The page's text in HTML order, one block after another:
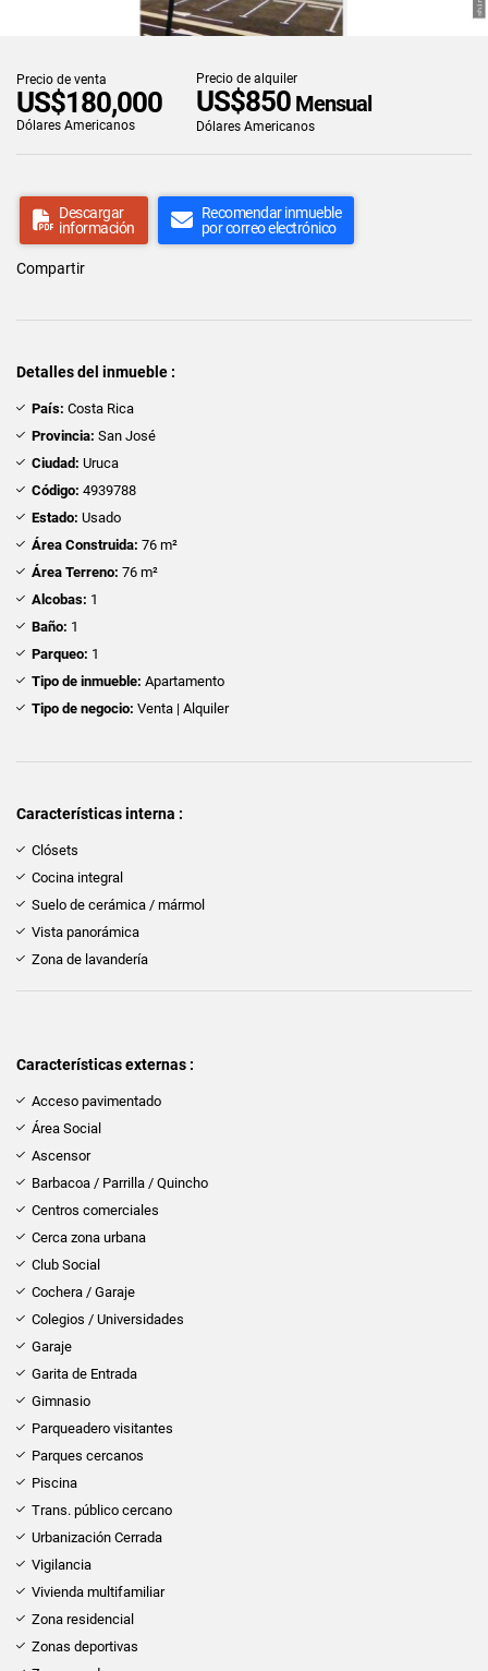
Precio de venta
US$180,000
Dólares Americanos
Precio de alquiler
US$850 Mensual
Dólares Americanos
Descargar
información
Recomendar inmueble
por correo electrónico
Compartir
Detalles del inmueble :
País: Costa Rica
Provincia: San José
Ciudad: Uruca
Código: 4939788
Estado: Usado
Área Construida: 76 m²
Área Terreno: 76 m²
Alcobas: 1
Baño: 1
Parqueo: 1
Tipo de inmueble: Apartamento
Tipo de negocio: Venta | Alquiler
Características interna :
Clósets
Cocina integral
Suelo de cerámica / mármol
Vista panorámica
Zona de lavandería
Características externas :
Acceso pavimentado
Área Social
Ascensor
Barbacoa / Parrilla / Quincho
Centros comerciales
Cerca zona urbana
Club Social
Cochera / Garaje
Colegios / Universidades
Garaje
Garita de Entrada
Gimnasio
Parqueadero visitantes
Parques cercanos
Piscina
Trans. público cercano
Urbanización Cerrada
Vigilancia
Vivienda multifamiliar
Zona residencial
Zonas deportivas